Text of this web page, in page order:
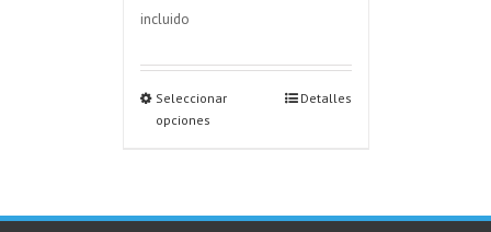
incluido
Seleccionar
opciones
Detalles